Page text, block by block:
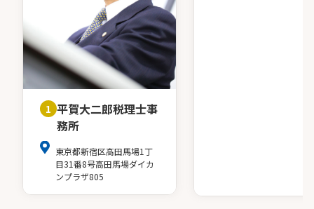
1 平賀大二郎税理士事
務所
東京都新宿区高田馬場1丁
目31番8号高田馬場ダイカ
ンプラザ805